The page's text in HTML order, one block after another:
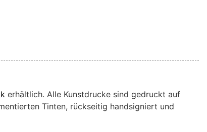
erhältlich. Alle Kunstdrucke sind gedruckt auf
Tinten, rückseitig handsigniert und